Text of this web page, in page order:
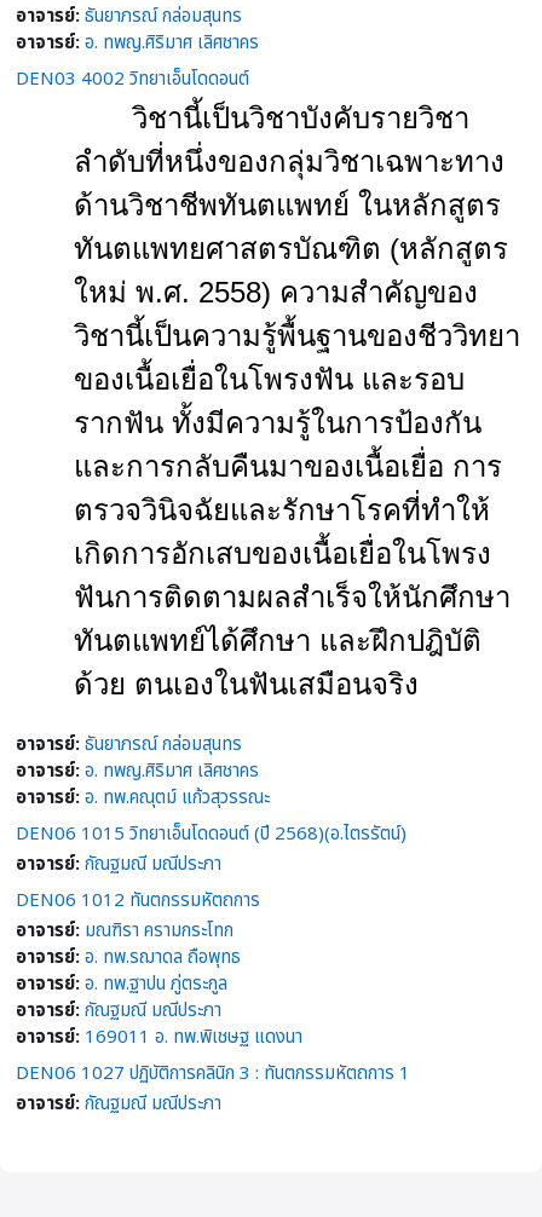
อาจารย์:ธันยาภรณ์ กล่อมสุนทร
อาจารย์:อ. ทพญ.ศิริมาศ เลิศชาคร
DEN03 4002 วิทยาเอ็นโดดอนต์
วิชานี้เป็นวิชาบังคับรายวิชา
ลำดับที่หนึ่งของกลุ่มวิชาเฉพาะทาง
ด้านวิชาชีพทันตแพทย์ ในหลักสูตร
ทันตแพทยศาสตรบัณฑิต (หลักสูตร
ใหม่ พ.ศ. 2558) ความสำคัญของ
วิชานี้เป็นความรู้พื้นฐานของชีววิทยา
ของเนื้อเยื่อในโพรงฟัน และรอบ
รากฟัน ทั้งมีความรู้ในการป้องกัน
และการกลับคืนมาของเนื้อเยื่อ การ
ตรวจวินิจฉัยและรักษาโรคที่ทำให้
เกิดการอักเสบของเนื้อเยื่อในโพรง
ฟันการติดตามผลสำเร็จให้นักศึกษา
ทันตแพทย์ได้ศึกษา และฝึกปฎิบัติ
ด้วย ตนเองในฟันเสมือนจริง
อาจารย์:ธันยาภรณ์ กล่อมสุนทร
อาจารย์:อ. ทพญ.ศิริมาศ เลิศชาคร
อาจารย์:อ. ทพ.คณุตม์ แก้วสุวรรณะ
DEN06 1015 วิทยาเอ็นโดดอนต์ (ปี 2568)(อ.ไตรรัตน์)
อาจารย์:กัณฐมณี มณีประภา
DEN06 1012 ทันตกรรมหัตถการ
อาจารย์: มณฑิรา ครามกระโทก
อาจารย์:อ. ทพ.รฌาดล ถือพุทธ
อาจารย์:อ. ทพ.ฐาปน ภู่ตระกูล
อาจารย์:กัณฐมณี มณีประภา
อาจารย์: 169011 อ. ทพ.พิเชษฐ แดงนา
DEN06 1027 ปฏิบัติการคลินิก 3 : ทันตกรรมหัตถการ 1
อาจารย์:กัณฐมณี มณีประภา